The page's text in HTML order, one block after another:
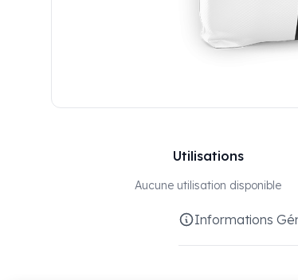
Utilisations
Aucune utilisation disponible
Informations